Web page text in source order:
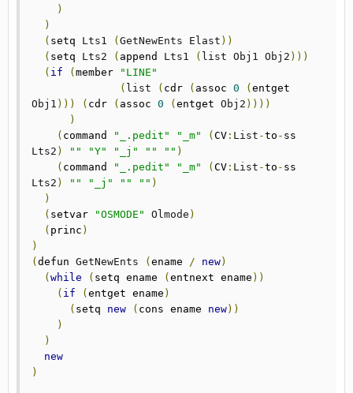
)
)
( setq Lts1 ( GetNewEnts Elast ))
( setq Lts2 ( append Lts1 ( list Obj1 Obj2 )))
( if ( member
"LINE"
( list ( cdr ( assoc 0 (
Obj1 ))) ( cdr ( assoc 0 ( entget Obj2 ))))
)
( command "_.pedit" "_m" ( CV : List -to -
Lts2 ) "" "Y" "_j" "" "" )
( command "_.pedit" "_m" ( CV : List -to -
Lts2 ) "" "_j" "" "" )
)
( setvar "OSMODE" Olmode )
( princ )
)
( defun GetNewEnts ( ename / new)
( while ( setq ename ( entnext ename ))
( if ( entget ename )
( setq new ( cons ename new))
)
)
new
)